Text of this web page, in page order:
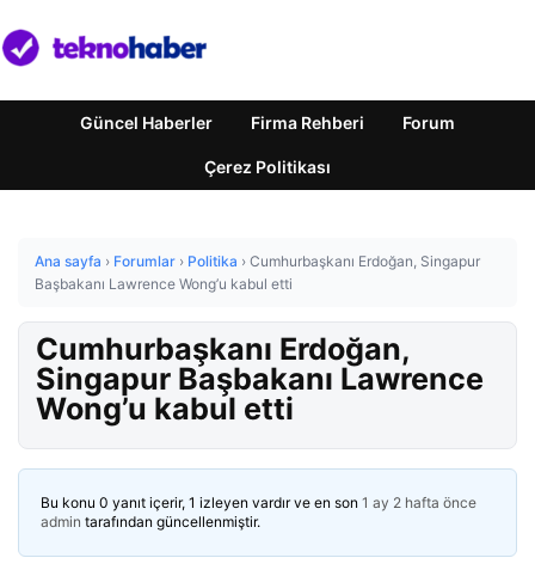
Güncel Haberler Firma Rehberi Forum
Çerez Politikası
Ana sayfa › Forumlar › Politika › Cumhurbaşkanı Erdoğan, Singapur
Başbakanı Lawrence Wong’u kabul etti
Cumhurbaşkanı Erdoğan,
Singapur Başbakanı Lawrence
Wong’u kabul etti
Bu konu 0 yanıt içerir, 1 izleyen vardır ve en son 1 ay 2 hafta önce
admin tarafından güncellenmiştir.